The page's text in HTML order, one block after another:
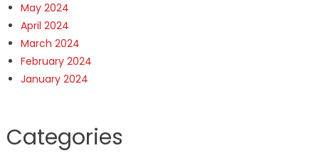
May 2024
April 2024
March 2024
February 2024
January 2024
Categories